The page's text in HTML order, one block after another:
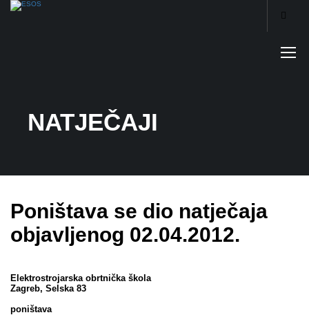
NATJEČAJI
Poništava se dio natječaja
objavljenog 02.04.2012.
Elektrostrojarska obrtnička škola
Zagreb, Selska 83
poništava